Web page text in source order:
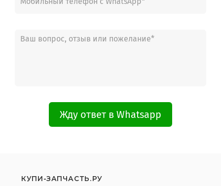
Жду ответ в Whatsapp
КУПИ-ЗАПЧАСТЬ.РУ